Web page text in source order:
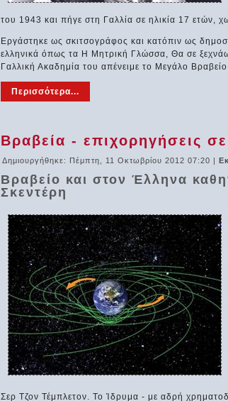
του 1943 και πήγε στη Γαλλία σε ηλικία 17 ετών,
Εργάστηκε ως σκιτσογράφος και κατόπιν ως
ελληνικά όπως τα Η Μητρική Γλώσσα, Θα σε
Γαλλική Ακαδημία του απένειμε το Μεγάλο
Περισσότερα...
Βραβεία - επιχορηγήσεις
Δημιουργήθηκε: Πέμπτη, 11 Οκτωβρίου 2012 07:20 |
Βραβείο και στον Έλληνα
Σκεντέρη
Σερ Τζον Τέμπλετον. Το Ίδρυμα - με αδρή